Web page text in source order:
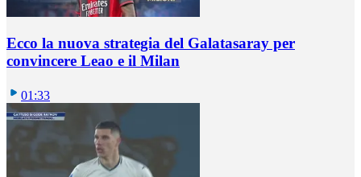
Ecco la nuova strategia del Galatasaray per
convincere Leao e il Milan
01:33